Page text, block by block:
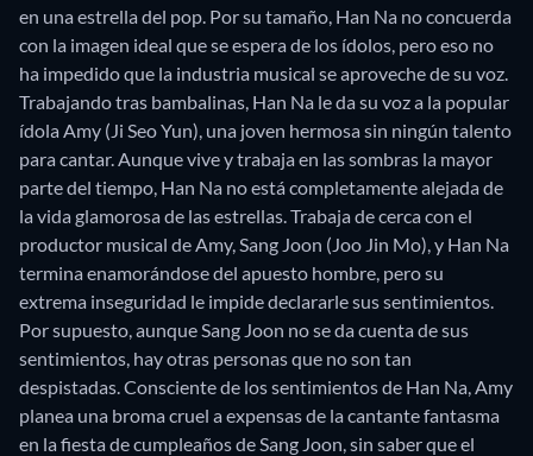
en una estrella del pop. Por su tamaño, Han Na no concuerda
con la imagen ideal que se espera de los ídolos, pero eso no
ha impedido que la industria musical se aproveche de su voz.
Trabajando tras bambalinas, Han Na le da su voz a la popular
ídola Amy (Ji Seo Yun), una joven hermosa sin ningún talento
para cantar. Aunque vive y trabaja en las sombras la mayor
parte del tiempo, Han Na no está completamente alejada de
la vida glamorosa de las estrellas. Trabaja de cerca con el
productor musical de Amy, Sang Joon (Joo Jin Mo), y Han Na
termina enamorándose del apuesto hombre, pero su
extrema inseguridad le impide declararle sus sentimientos.
Por supuesto, aunque Sang Joon no se da cuenta de sus
sentimientos, hay otras personas que no son tan
despistadas. Consciente de los sentimientos de Han Na, Amy
planea una broma cruel a expensas de la cantante fantasma
en la fiesta de cumpleaños de Sang Joon, sin saber que el